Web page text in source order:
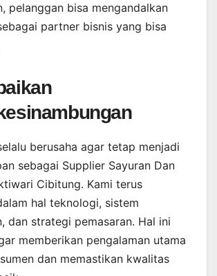
pelanggan bisa mengandalkan
partner bisnis yang bisa
berusaha agar tetap menjadi
sebagai Supplier Sayuran Dan
Cibitung. Kami terus
hal teknologi, sistem
dan strategi pemasaran. Hal ini
memberikan pengalaman utama
dan memastikan kwalitas